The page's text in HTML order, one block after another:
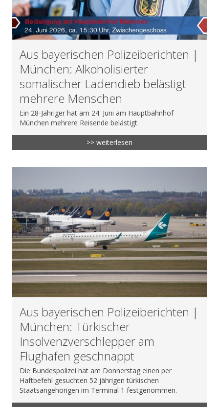
Aus bayerischen Polizeiberichten |
München: Alkoholisierter
somalischer Ladendieb belästigt
mehrere Menschen
Ein 28-Jähriger hat am 24. Juni am Hauptbahnhof
München mehrere Reisende belästigt.
>> weiterlesen
Aus bayerischen Polizeiberichten |
München: Türkischer
Insolvenzverschlepper am
Flughafen geschnappt
Die Bundespolizei hat am Donnerstag einen per
Haftbefehl gesuchten 52 jährigen türkischen
Staatsangehörigen im Terminal 1 festgenommen.